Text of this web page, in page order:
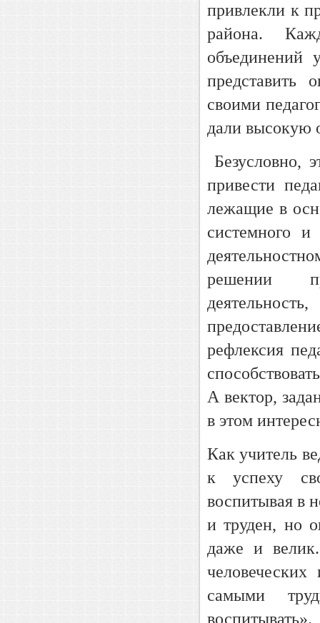
привлекли к
района.
объединений
представить
своими
дали высокую
Безусловно,
привести
лежащие в
системного и
решении
рефлексия
А вектор,
в этом
Как учитель
к успеху
воспитывая в
и труден, но
даже и
самыми